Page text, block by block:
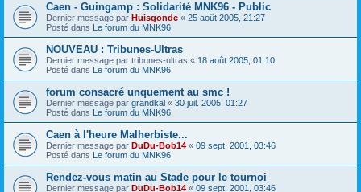
Caen - Guingamp : Solidarité MNK96 - Public
Dernier message par Huisgonde « 25 août 2005, 21:27
Posté dans Le forum du MNK96
NOUVEAU : Tribunes-Ultras
Dernier message par tribunes-ultras « 18 août 2005, 01:10
Posté dans Le forum du MNK96
forum consacré unquement au smc !
Dernier message par grandkal « 30 juil. 2005, 01:27
Posté dans Le forum du MNK96
Caen à l'heure Malherbiste...
Dernier message par DuDu-Bob14 « 09 sept. 2001, 03:46
Posté dans Le forum du MNK96
Rendez-vous matin au Stade pour le tournoi
Dernier message par DuDu-Bob14 « 09 sept. 2001, 03:46